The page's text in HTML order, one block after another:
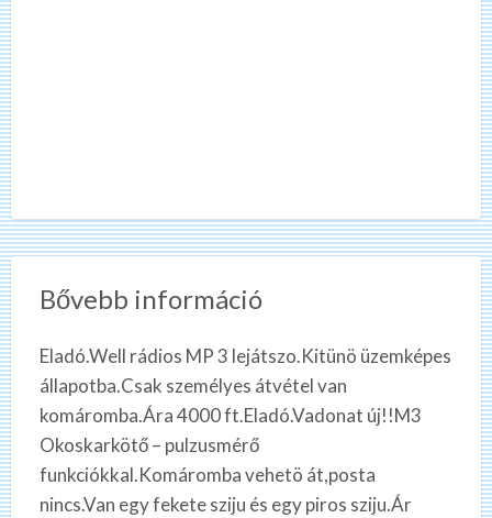
Bővebb információ
Eladó.Well rádios MP 3 lejátszo.Kitünö üzemképes
állapotba.Csak személyes átvétel van
komáromba.Ára 4000 ft.Eladó.Vadonat új!!M3
Okoskarkötő – pulzusmérő
funkciókkal.Komáromba vehetö át,posta
nincs.Van egy fekete sziju és egy piros sziju.Ár